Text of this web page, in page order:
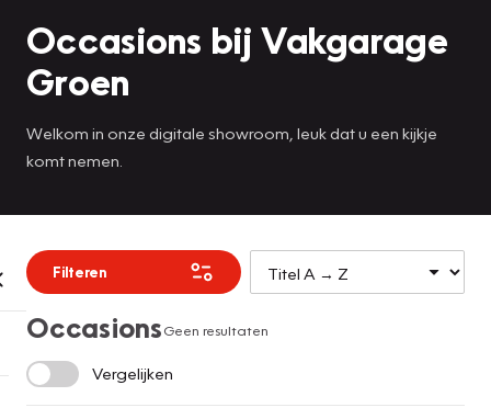
Occasions bij Vakgarage
Groen
Welkom in onze digitale showroom, leuk dat u een kijkje
komt nemen.
Filteren
OccasionsGeen resultaten
Vergelijken